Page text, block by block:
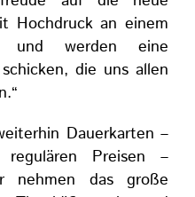
Hochdruck an einem
und werden eine
die uns allen
Dauerkarten –
Preisen –
nehmen das große